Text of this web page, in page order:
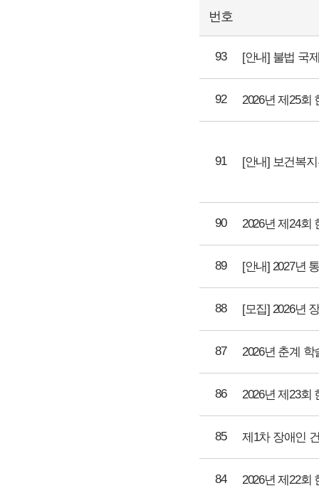
번호
93 [안내] 불법 국
92 2026년 제25회
91
90 2026년 제24회
89 [안내] 2027년
88 [모집] 2026년
87
86 2026년 제23회
85 제1차 장애인
84 2026년 제22회